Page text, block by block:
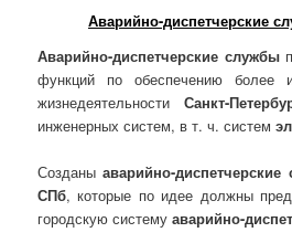
Аварийно-диспетчерские
Аварийно-диспетчерские службы
функций по обеспечению более
жизнедеятельностиСанкт-
инженерных систем, в т. ч. систем
Созданыаварийно-
СПб, которые по идее должны
городскую системуаварийно-